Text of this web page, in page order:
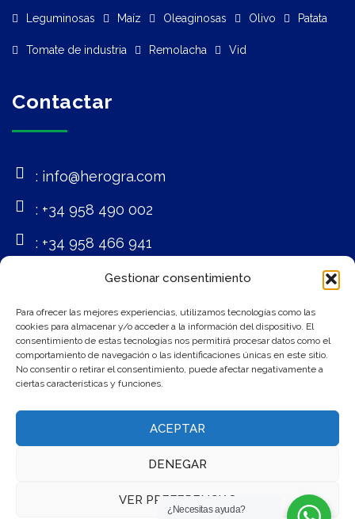
Gestionar consentimiento
Para ofrecer las mejores experiencias, utilizamos tecnologías como las
cookies para almacenar y/o acceder a la información del dispositivo. El
consentimiento de estas tecnologías nos permitirá procesar datos como el
comportamiento de navegación o las identificaciones únicas en este sitio.
No consentir o retirar el consentimiento, puede afectar negativamente a
ciertas características y funciones.
ACEPTAR
DENEGAR
VER PREFERENCIAS
Leguminosas Maíz Oleaginosas Olivo Patata
Tomate de industria Remolacha Vid
Contactar
info@herogra.com
+34 958 490 002
+34 958 466 941
¡Suscríbete¿Necesitas ayuda?